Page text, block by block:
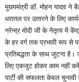
मुख्यमंत्री डॉ. मोहन यादव ने
धरातल पर उतारने के लिए
नरेन्द्र मोदी जी के नेतृत्व में
के हर वर्ग तक प्रभावी रूप से
प्रतिबद्धता के साथ जुटना है।
लिए एकजुट होकर काम नहीं
पार्टी की सफलता केवल